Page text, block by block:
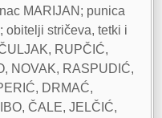
MARIJAN; punica
obitelji stričeva, tetki i
RUPČIĆ,
NOVAK, RASPUDIĆ,
DRMAĆ,
ČALE, JELČIĆ,